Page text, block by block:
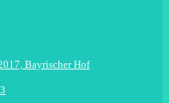
Bayrischer Hof